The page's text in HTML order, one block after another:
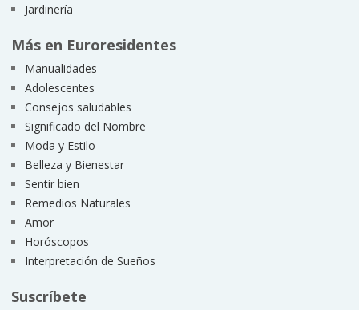
Jardinería
Más en Euroresidentes
Manualidades
Adolescentes
Consejos saludables
Significado del Nombre
Moda y Estilo
Belleza y Bienestar
Sentir bien
Remedios Naturales
Amor
Horóscopos
Interpretación de Sueños
Suscríbete